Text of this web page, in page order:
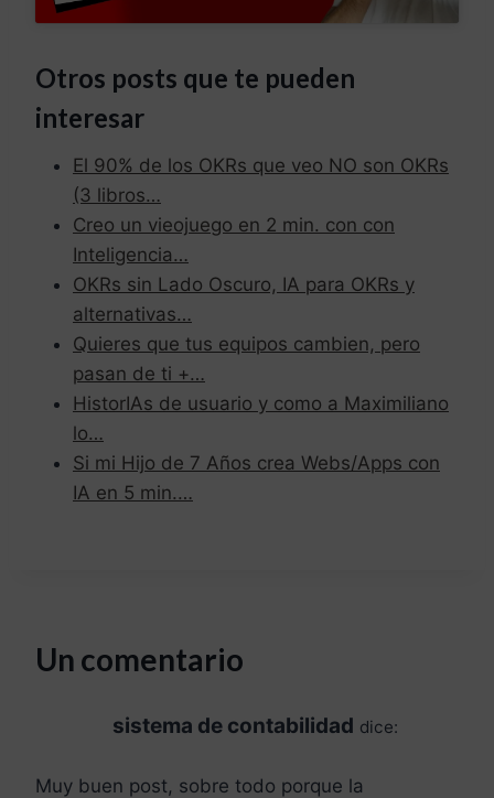
Otros posts que te pueden
interesar
El 90% de los OKRs que veo NO son OKRs
(3 libros…
Creo un vieojuego en 2 min. con con
Inteligencia…
OKRs sin Lado Oscuro, IA para OKRs y
alternativas…
Quieres que tus equipos cambien, pero
pasan de ti +…
HistorIAs de usuario y como a Maximiliano
lo…
Si mi Hijo de 7 Años crea Webs/Apps con
IA en 5 min.…
Un comentario
sistema de contabilidad dice:
Muy buen post, sobre todo porque la